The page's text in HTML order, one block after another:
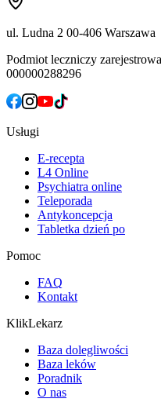
ul. Ludna 2 00-406 Warszawa
Podmiot leczniczy
000000288296
Usługi
E-recepta
L4 Online
Psychiatra online
Teleporada
Antykoncepcja
Tabletka dzień po
Pomoc
FAQ
Kontakt
KlikLekarz
Baza dolegliwości
Baza leków
Poradnik
O nas